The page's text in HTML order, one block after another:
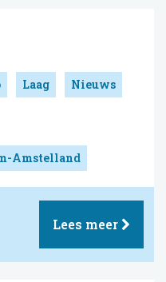
Laag Nieuws
Amstelland
Lees meer